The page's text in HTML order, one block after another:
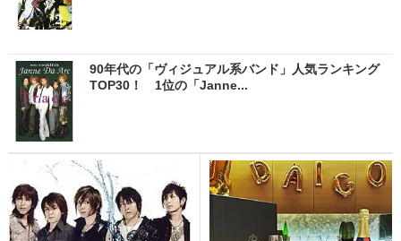
90年代の「ヴィジュアル系バンド」人気ランキング
TOP30！ 1位の「Janne...